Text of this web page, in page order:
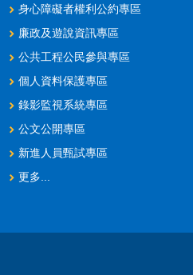
身心障礙者權利公約專區
廉政及遊說資訊專區
公共工程公民參與專區
個人資料保護專區
錄影監視系統專區
公文公開專區
新進人員甄試專區
更多...